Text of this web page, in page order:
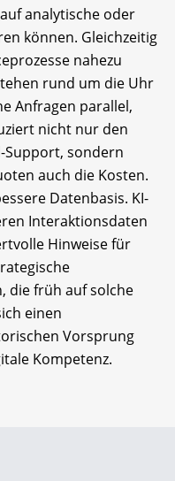
analytische oder
können. Gleichzeitig
nahezu
rund um die Uhr
Anfragen parallel,
nicht nur den
Support, sondern
auch die Kosten.
Datenbasis. KI-
Interaktionsdaten
Hinweise für
die früh auf solche
einen
Vorsprung
Kompetenz.